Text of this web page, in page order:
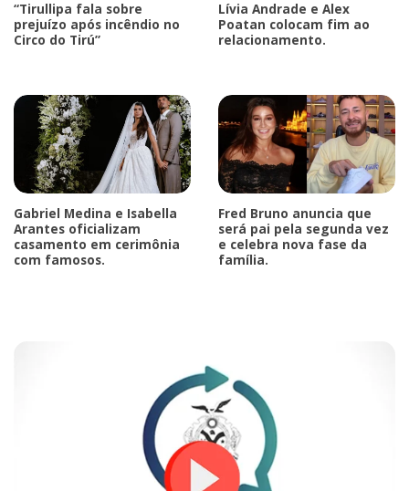
“Tirullipa fala sobre
prejuízo após incêndio no
Circo do Tirú”
Lívia Andrade e Alex
Poatan colocam fim ao
relacionamento.
Gabriel Medina e Isabella
Arantes oficializam
casamento em cerimônia
com famosos.
Fred Bruno anuncia que
será pai pela segunda vez
e celebra nova fase da
família.